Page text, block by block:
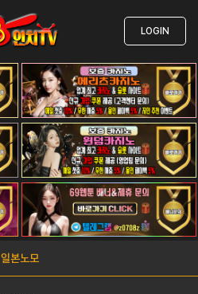
LOGIN
일본노모